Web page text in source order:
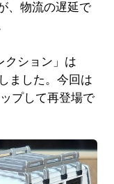
、物流の遅延で
クション」は
ました。今回は
プして再登場で